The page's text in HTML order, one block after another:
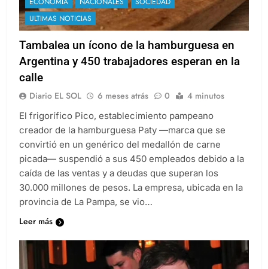
ULTIMAS NOTICIAS
Tambalea un ícono de la hamburguesa en
Argentina y 450 trabajadores esperan en la
calle
Diario EL SOL 6 meses atrás 0 4 minutos
El frigorífico Pico, establecimiento pampeano
creador de la hamburguesa Paty —marca que se
convirtió en un genérico del medallón de carne
picada— suspendió a sus 450 empleados debido a la
caída de las ventas y a deudas que superan los
30.000 millones de pesos. La empresa, ubicada en la
provincia de La Pampa, se vio…
Leer más